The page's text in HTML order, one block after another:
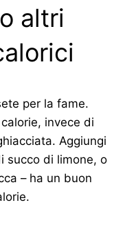
altri
per la fame.
invece di
Aggiungi
succo di limone, o
– ha un buon